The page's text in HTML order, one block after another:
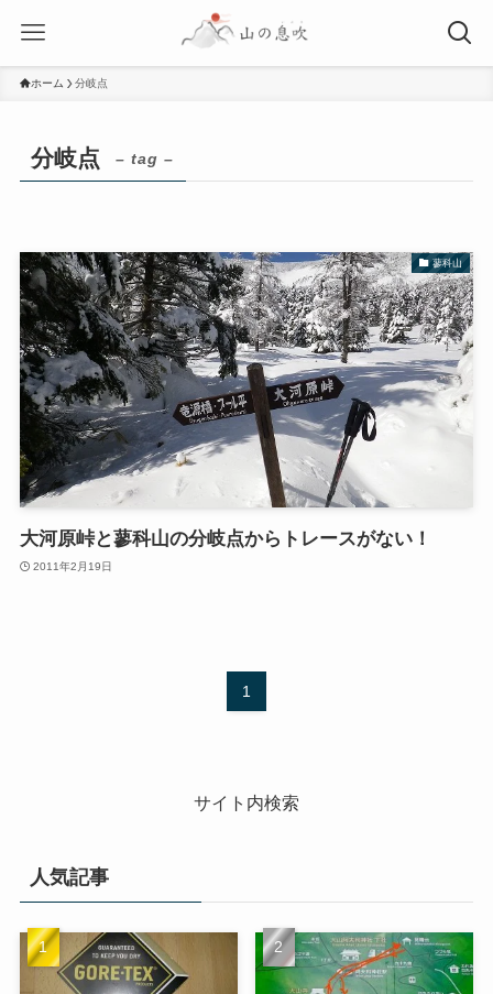
ホーム 分岐点
分岐点 – tag –
蓼科山
大河原峠と蓼科山の分岐点からトレースがない！
2011年2月19日
1
サイト内検索
人気記事